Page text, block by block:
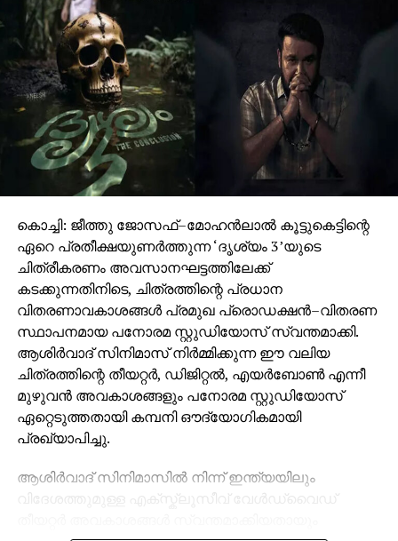
കൊച്ചി: ജീത്തു ജോസഫ്–മോഹൻലാൽ കൂട്ടുകെട്ടിന്റെ
ഏറെ പ്രതീക്ഷയുണർത്തുന്ന ‘ദൃശ്യം 3’യുടെ
ചിത്രീകരണം അവസാനഘട്ടത്തിലേക്ക്
കടക്കുന്നതിനിടെ, ചിത്രത്തിന്റെ പ്രധാന
വിതരണാവകാശങ്ങൾ പ്രമുഖ പ്രൊഡക്ഷൻ–വിതരണ
സ്ഥാപനമായ പനോരമ സ്റ്റുഡിയോസ് സ്വന്തമാക്കി.
ആശിർവാദ് സിനിമാസ് നിർമ്മിക്കുന്ന ഈ വലിയ
ചിത്രത്തിന്റെ തീയറ്റർ, ഡിജിറ്റൽ, എയർബോൺ എന്നീ
മുഴുവൻ അവകാശങ്ങളും പനോരമ സ്റ്റുഡിയോസ്
ഏറ്റെടുത്തതായി കമ്പനി ഔദ്യോഗികമായി
പ്രഖ്യാപിച്ചു.
ആശിർവാദ് സിനിമാസിൽ നിന്ന് ഇന്ത്യയിലും
വിദേശത്തുമുള്ള എക്സ്ക്ലൂസീവ് വേൾഡ്‌വൈഡ്